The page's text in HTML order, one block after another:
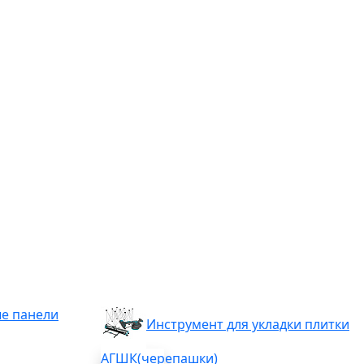
панели
Инструмент для укладки плитки
АГШК(черепашки)